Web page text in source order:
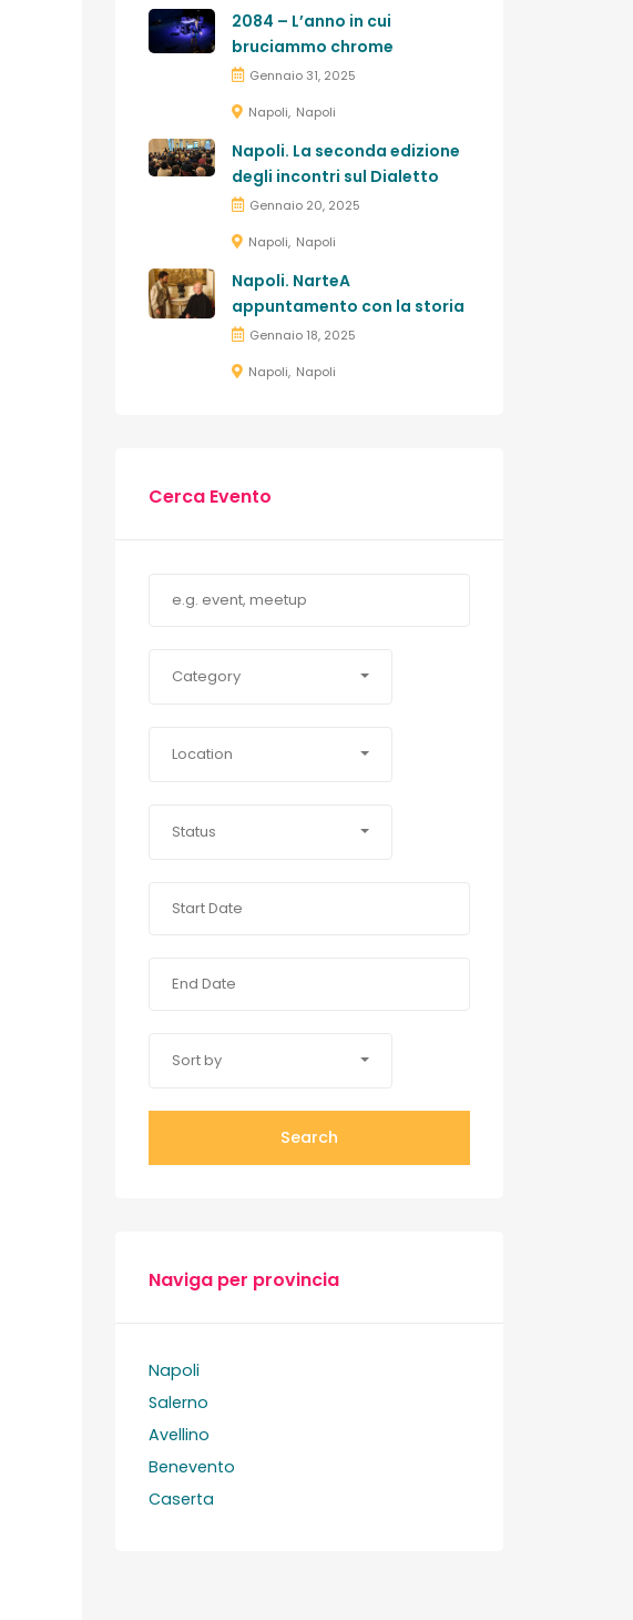
2084 – L’anno in cui
bruciammo chrome
Gennaio 31, 2025
Napoli Napoli
Napoli. La seconda edizione
degli incontri sul Dialetto
Gennaio 20, 2025
Napoli Napoli
Napoli. NarteA
appuntamento con la storia
Gennaio 18, 2025
Napoli Napoli
Cerca Evento
Category
Location
Status
Sort by
Search
Naviga per provincia
Napoli
Salerno
Avellino
Benevento
Caserta